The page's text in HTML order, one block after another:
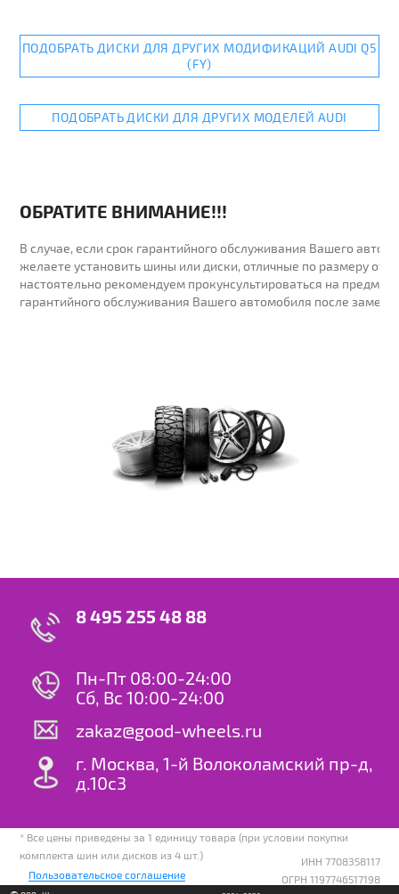
ПОДОБРАТЬ ДИСКИ ДЛЯ ДРУГИХ МОДИФИКАЦИЙ AUDI Q5
(FY)
ПОДОБРАТЬ ДИСКИ ДЛЯ ДРУГИХ МОДЕЛЕЙ AUDI
ОБРАТИТЕ ВНИМАНИЕ!!!
В случае, если срок гарантийного обслуживания Вашего
желаете установить шины или диски, отличные по размеру от
настоятельно рекомендуем прокунсультироваться на предмет
гарантийного обслуживания Вашего автомобиля после
8 495 255 48 88
Пн-Пт 08:00-24:00
Сб, Вс 10:00-24:00
zakaz@good-wheels.ru
г. Москва, 1-й Волоколамский пр-д,
д.10с3
* Все цены приведены за 1 единицу товара (при условии покупки
комплекта шин или дисков из 4 шт.)
Пользовательское соглашение
ИНН 7708358117
ОГРН 1197746517198